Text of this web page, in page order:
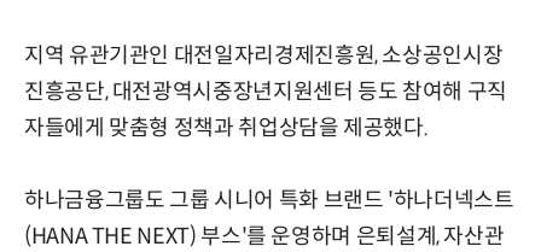
지역 유관기관인 대전일자리경제진흥원, 소상공인시장
진흥공단, 대전광역시중장년지원센터 등도 참여해 구직
자들에게 맞춤형 정책과 취업상담을 제공했다.
하나금융그룹도 그룹 시니어 특화 브랜드 '하나더넥스트
(HANA THE NEXT) 부스'를 운영하며 은퇴설계, 자산관